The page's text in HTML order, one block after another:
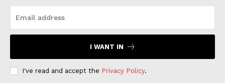
I WANT IN
I've read and accept the Privacy Policy.